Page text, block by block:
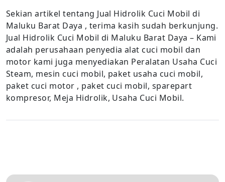
Sekian artikel tentang Jual Hidrolik Cuci Mobil di
Maluku Barat Daya , terima kasih sudah berkunjung.
Jual Hidrolik Cuci Mobil di Maluku Barat Daya – Kami
adalah perusahaan penyedia alat cuci mobil dan
motor kami juga menyediakan Peralatan Usaha Cuci
Steam, mesin cuci mobil, paket usaha cuci mobil,
paket cuci motor , paket cuci mobil, sparepart
kompresor, Meja Hidrolik, Usaha Cuci Mobil.